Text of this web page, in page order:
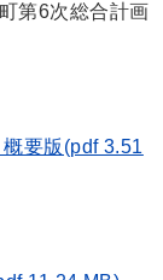
第6次総合計画
要版(pdf 3.51